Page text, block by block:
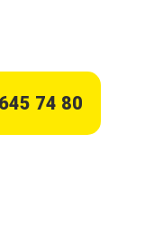
74 80